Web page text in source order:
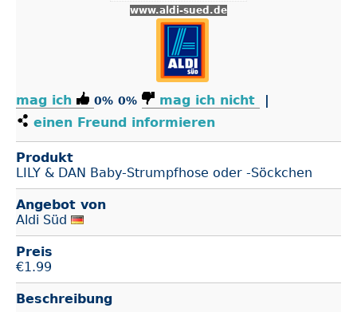
www.aldi-sued.de
mag ich 0% 0% mag ich nicht
|
einen Freund informieren
Produkt
LILY & DAN Baby-Strumpfhose oder -Söckchen
Angebot von
Aldi Süd
Preis
€1.99
Beschreibung